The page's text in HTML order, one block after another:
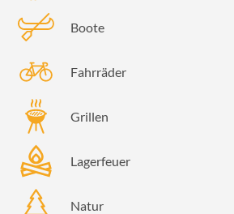
Boote
Fahrräder
Grillen
Lagerfeuer
Natur